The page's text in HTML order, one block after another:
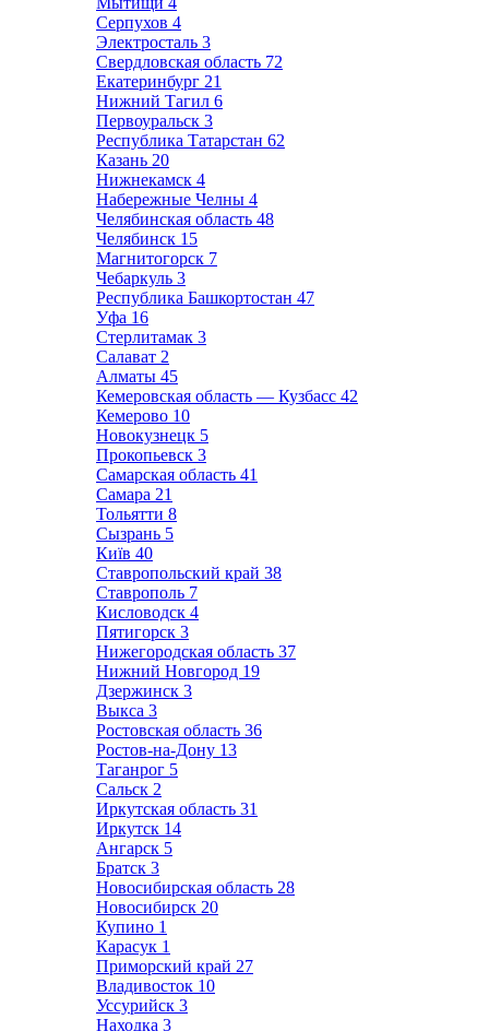
Серпухов 4
Электросталь 3
Свердловская область 72
Екатеринбург 21
Нижний Тагил 6
Первоуральск 3
Республика Татарстан 62
Казань 20
Нижнекамск 4
Набережные Челны 4
Челябинская область 48
Челябинск 15
Магнитогорск 7
Чебаркуль 3
Республика Башкортостан 47
Уфа 16
Стерлитамак 3
Салават 2
Алматы 45
Кемеровская область — Кузбасс 42
Кемерово 10
Новокузнецк 5
Прокопьевск 3
Самарская область 41
Самара 21
Тольятти 8
Сызрань 5
Київ 40
Ставропольский край 38
Ставрополь 7
Кисловодск 4
Пятигорск 3
Нижегородская область 37
Нижний Новгород 19
Дзержинск 3
Выкса 3
Ростовская область 36
Ростов-на-Дону 13
Таганрог 5
Сальск 2
Иркутская область 31
Иркутск 14
Ангарск 5
Братск 3
Новосибирская область 28
Новосибирск 20
Купино 1
Карасук 1
Приморский край 27
Владивосток 10
Уссурийск 3
Находка 3